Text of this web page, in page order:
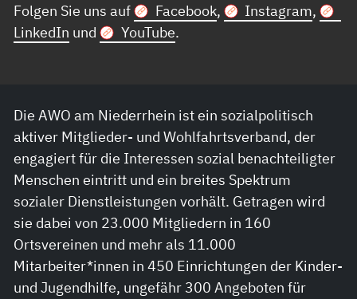
Folgen Sie uns auf
Facebook, Instagram,
LinkedIn und YouTube.
Die AWO am Niederrhein ist ein sozialpolitisch
aktiver Mitglieder- und Wohlfahrtsverband, der
engagiert für die Interessen sozial benachteiligter
Menschen eintritt und ein breites Spektrum
sozialer Dienstleistungen vorhält. Getragen wird
sie dabei von 23.000 Mitgliedern in 160
Ortsvereinen und mehr als 11.000
Mitarbeiter*innen in 450 Einrichtungen der Kinder-
und Jugendhilfe, ungefähr 300 Angeboten für